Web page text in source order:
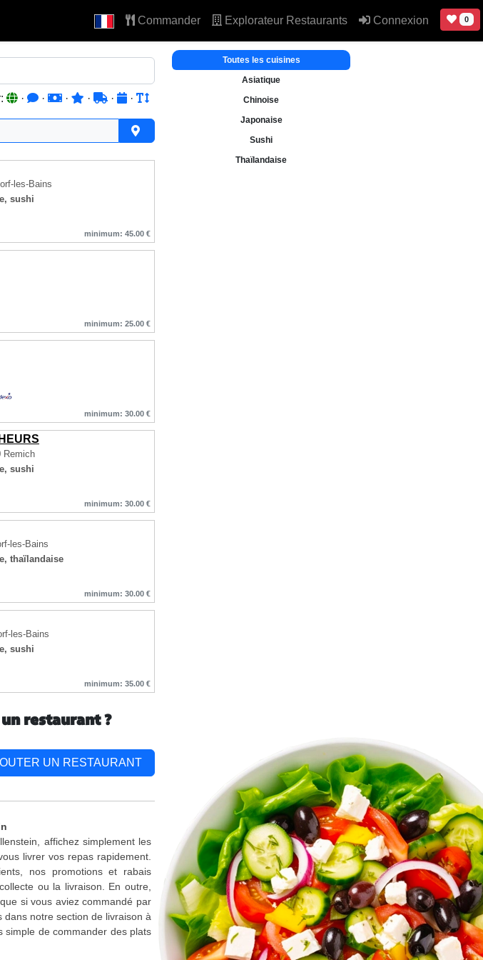
Commander Explorateur Restaurants Connexion 0
· · · · · ·
les-Bains
sushi
minimum: 45.00 €
minimum: 25.00 €
minimum: 30.00 €
Remich
sushi
minimum: 30.00 €
les-Bains
thaïlandaise
minimum: 30.00 €
les-Bains
sushi
minimum: 35.00 €
Toutes les cuisines
Asiatique
Chinoise
Japonaise
Sushi
Thaïlandaise
restaurant ?
UN RESTAURANT
affichez simplement les
livrer vos repas rapidement.
nos promotions et rabais
ou la livraison. En outre,
si vous aviez commandé par
notre section de livraison à
simple de commander des plats